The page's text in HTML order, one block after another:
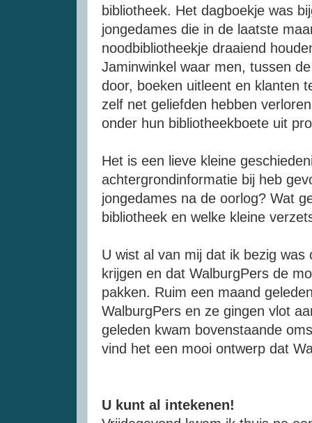
bibliotheek. Het dagboekje was
jongedames die in de laatste
noodbibliotheekje draaiend
Jaminwinkel waar men, tussen
door, boeken uitleent en klanten
zelf net geliefden hebben
onder hun bibliotheekboete uit
Het is een lieve kleine
achtergrondinformatie bij heb
jongedames na de oorlog? Wat
bibliotheek en welke kleine
U wist al van mij dat ik bezig
krijgen en dat WalburgPers de
pakken. Ruim een maand
WalburgPers en ze gingen vlot
geleden kwam bovenstaande
vind het een mooi ontwerp dat
U kunt al intekenen!